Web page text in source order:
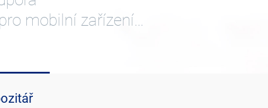
pro mobilní zařízení…